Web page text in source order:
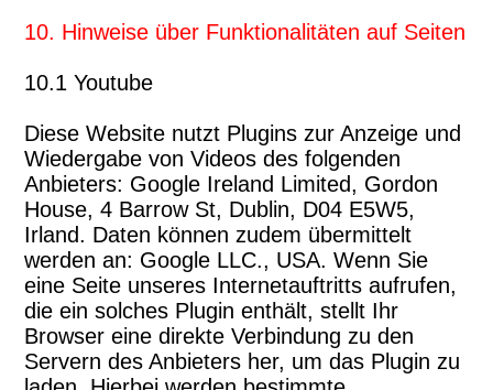
10. Hinweise über Funktionalitäten auf Seiten
10.1 Youtube
Diese Website nutzt Plugins zur Anzeige und
Wiedergabe von Videos des folgenden
Anbieters: Google Ireland Limited, Gordon
House, 4 Barrow St, Dublin, D04 E5W5,
Irland. Daten können zudem übermittelt
werden an: Google LLC., USA. Wenn Sie
eine Seite unseres Internetauftritts aufrufen,
die ein solches Plugin enthält, stellt Ihr
Browser eine direkte Verbindung zu den
Servern des Anbieters her, um das Plugin zu